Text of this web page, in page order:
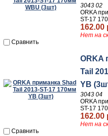
3043 02
ORKA
ST-17
162.00
Нет на
Сравнить
ORKA
Tail
YB
3043 04
ORKA
ST-17
162.00
Нет на
Сравнить